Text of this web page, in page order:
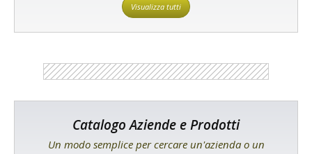
Visualizza tutti
Catalogo Aziende e Prodotti
Un modo semplice per cercare un'azienda o un